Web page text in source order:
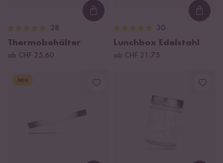
Loading...
28
Thermobehälter
ab CHF 25.60
30
Lunchbox Edelstahl
ab CHF 21.75
NEU